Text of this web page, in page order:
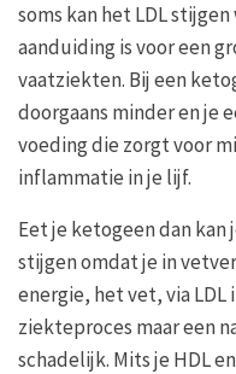
soms kan het LDL
aanduiding is voor een
vaatziekten. Bij een
doorgaans minder en je
voeding die zorgt voor
inflammatie in je lijf.
Eet je ketogeen dan
stijgen omdat je in
energie, het vet, via LDL
ziekteproces maar een
schadelijk. Mits je HDL